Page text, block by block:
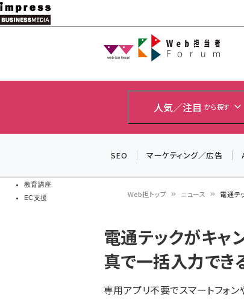
メ
イ
教育講座
EC支援
Web
人気／注目 から探す
SEO マーケティング／広告
ン
く
ず
Web担トップ ニュース 電通テ
電通テックがキャ
真で一括入力でき
専用アプリ不要でスマートフォ